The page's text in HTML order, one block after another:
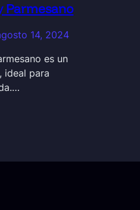
Parmesano
14, 2024
es un
ideal para